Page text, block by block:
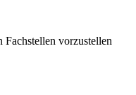
Fachstellen vorzustellen